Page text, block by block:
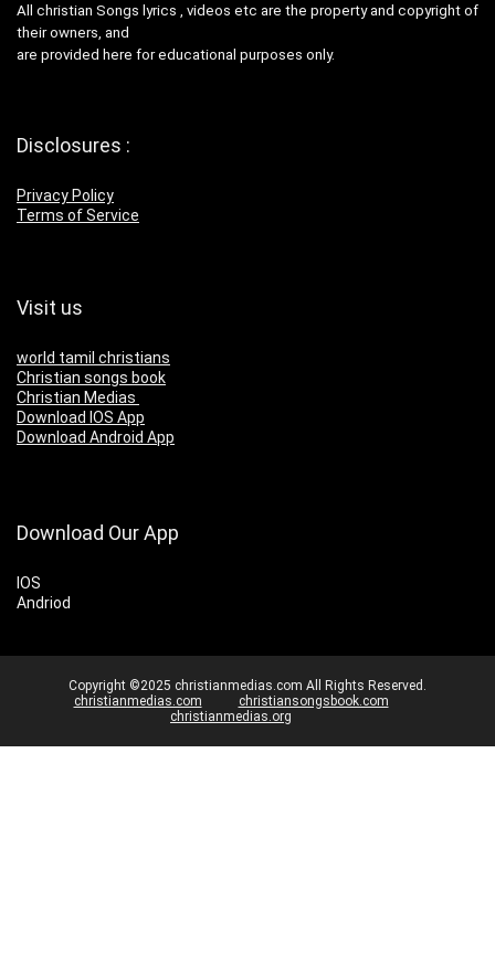
All christian Songs lyrics , videos etc are the property and copyright of
their owners, and
are provided here for educational purposes only.
Disclosures :
Privacy Policy
Terms of Service
Visit us
world tamil christians
Christian songs book
Christian Medias
Download IOS App
Download Android App
Download Our App
IOS
Andriod
Copyright ©2025 christianmedias.com All Rights Reserved.
christianmedias.com
christiansongsbook.com
christianmedias.org